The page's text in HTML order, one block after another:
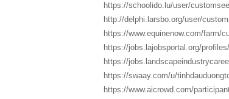
https://schoolido.lu/user/
http://delphi.larsbo.org/user/
https://www.equinenow.com/farm/
https://jobs.lajobsportal.org/
https://
https://swaay.com/u/
https://www.aicrowd.com/